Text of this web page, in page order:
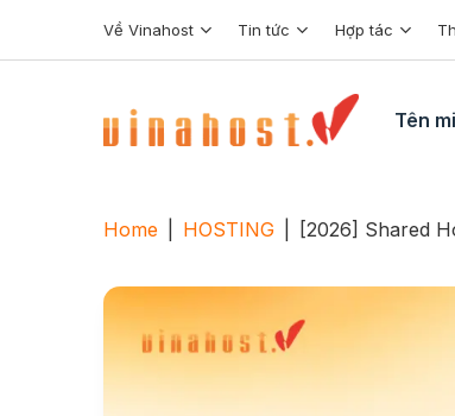
Về Vinahost Tin tức Hợp tác
Tên
Home HOSTING [2026] Shared